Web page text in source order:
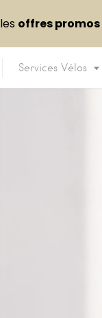
Services Vélos
offres promos